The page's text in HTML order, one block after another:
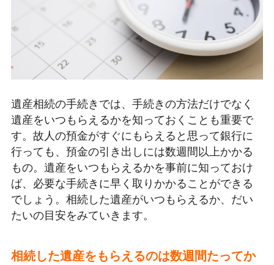
遺産相続の手続きでは、手続きの方法だけでなく
遺産をいつもらえるかを知っておくことも重要で
す。故人の預金がすぐにもらえると思って銀行に
行っても、預金の引き出しには数週間以上かかる
もの。遺産をいつもらえるかを事前に知っておけ
ば、必要な手続きに早く取りかかることができる
でしょう。相続した遺産がいつもらえるか、だい
たいの目安をみていきます。
相続した遺産をもらえるのは数週間たってか